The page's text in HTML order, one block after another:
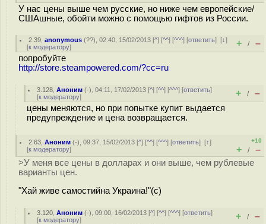
У нас цены выше чем русские, но ниже чем европейские/
СШАшные, обойти можно с помощью гифтов из России.
2.39 ,anonymous (??), 02:40, 15/02/2013 [^] [^^] [^^^] [ответить][↓]
[к модератору] + / –
попробуйте
http://store.steampowered.com/?cc=ru
3.128 ,Аноним (-), 04:11, 17/02/2013 [^] [^^] [^^^] [ответить]
[к модератору] + / –
цены меняются, но при попытке купит выдается
предупреждение и цена возвращается.
2.63 ,Аноним (-), 09:37, 15/02/2013 [^] [^^] [^^^] [ответить][↑]
[к модератору]
+10
+ / –
>У меня все цены в долларах и они выше, чем рублевые
варианты цен.
"Хай живе самостийна Украина!"(c)
3.120 ,Аноним (-), 09:00, 16/02/2013 [^] [^^] [^^^] [ответить]
[к модератору] + / –